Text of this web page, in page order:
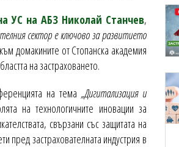
УС на АБЗ Николай Станчев,
сектор е ключово за развитието
домакините от Стопанска академия
на застраховането.
на тема „Дигитализация и
на технологичните иновации за
свързани със защитата на
пред застрахователната индустрия в